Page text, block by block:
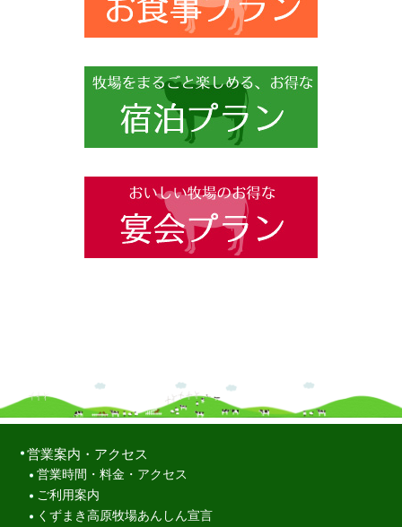
営業案内・アクセス
営業時間・料金・アクセス
ご利用案内
くずまき高原牧場あんしん宣言